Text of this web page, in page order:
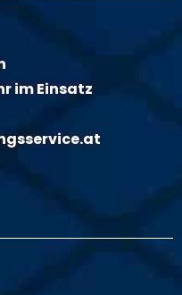
im Einsatz